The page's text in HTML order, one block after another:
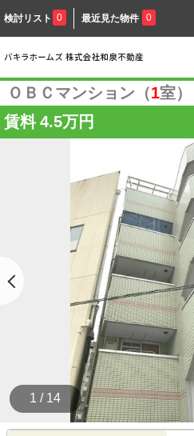
検討リスト 0 最近見た物件 0
ＯＢＣマンション（1室）
賃料 4.5万円
1 / 14